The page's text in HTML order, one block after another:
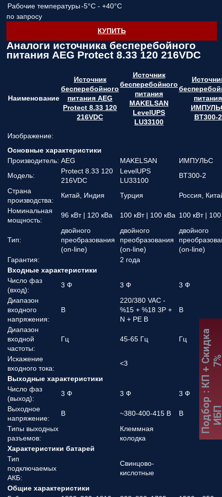
Рабочие температуры-5°C - +40°C
по запросу
КУПИТЬ
Аналоги источника бесперебойного
питания AEG Protect 8.33 120 216VDC
Наименование
Источник
бесперебойного
питания AEG
Protect 8.33 120
216VDC
Источник
бесперебойного
питания
MAKELSAN
LevelUPS
LU33100
питания
BT300-2
Изображение:
Основные характеристики
Производитель: AEG MAKELSAN
ИМПУЛЬС
Модель:
Protect 8.33 120
216VDC
LevelUPS
LU33100
BT300-2
Страна
производства:
Китай, Индия Турция
Россия,
Номинальная
мощность:
96 кВт | 120 кВа 100 кВт | 100 кВа 100 кВт |
Тип:
двойного
преобразования
(on-line)
двойного
преобразования
(on-line)
двойного
(on-line)
Гарантия:
2 года
Входные характеристики
Число фаз
(вход):
3 Ф 3 Ф
3 Ф
Диапазон
входного
напряжения:
В
220/380 VAC -
%15 + %18 3P +
N + PE В
В
Диапазон
входной
частоты:
Гц 45-65 Гц Гц
Искажение
входного тока:
<3
Выходные характеристики
Число фаз
(выход):
3 Ф 3 Ф
3 Ф
Выходное
напряжение:
В ~380-400-415 В
В
Типы выходных
разъемов:
Клеммная
колодка
Характеристики батарей
Тип
подключаемых
АКБ:
Свинцово-
кислотные
Общие характеристики
Подбор
:
К
П
+
С
к
и
д
к
а
7